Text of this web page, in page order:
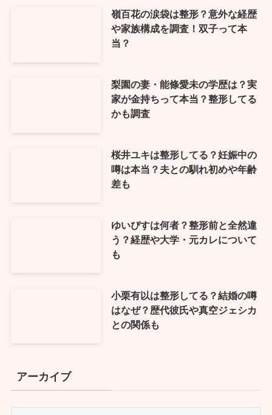
嶺百花の涙袋は整形？意外な経歴
や家族構成を調査！双子って本
当？
梨園の妻・能條愛未の学歴は？実
家が金持ちって本当？整形してる
かも調査
桜井ユキは整形してる？妊娠中の
噂は本当？夫との馴れ初めや年齢
差も
ゆいぴすは何者？整形前と全然違
う？経歴や大学・元カレについて
も
小栗有以は整形してる？結婚の噂
はなぜ？歴代彼氏や真空ジェシカ
との関係も
アーカイブ